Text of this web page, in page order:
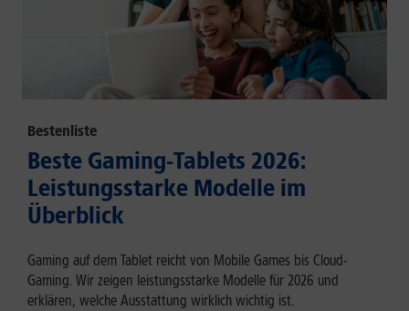
Bestenliste
Beste Gaming-Tablets 2026:
Leistungsstarke Modelle im
Überblick
Gaming auf dem Tablet reicht von Mobile Games bis Cloud-
Gaming. Wir zeigen leistungsstarke Modelle für 2026 und
erklären, welche Ausstattung wirklich wichtig ist.